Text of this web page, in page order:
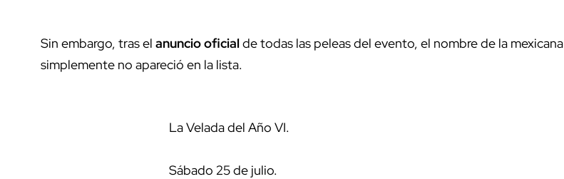
Sin embargo, tras el anuncio oficialde todas las peleas del evento, el nombre de la mexicana
simplemente no apareció en la lista.
La Velada del Año VI.
Sábado 25 de julio.